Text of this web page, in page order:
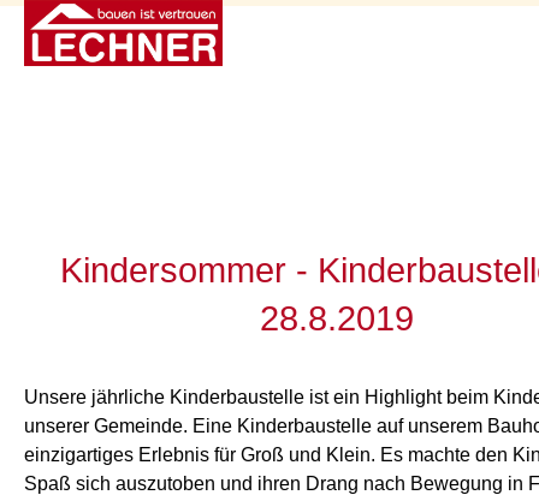
Kindersommer -
28.8.2019
Unsere jährliche Kinderbaustelle ist ein Highlight beim
unserer Gemeinde. Eine Kinderbaustelle auf unserem
einzigartiges Erlebnis für Groß und Klein. Es machte den
Spaß sich auszutoben und ihren Drang nach Bewegung in